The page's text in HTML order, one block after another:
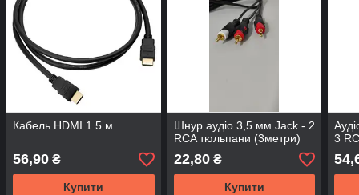
Кабель HDMI 1.5 м
56,90 ₴
Купити
Шнур аудіо 3,5 мм Jack - 2
RCA тюльпани (3метри)
22,80₴
Купити
3